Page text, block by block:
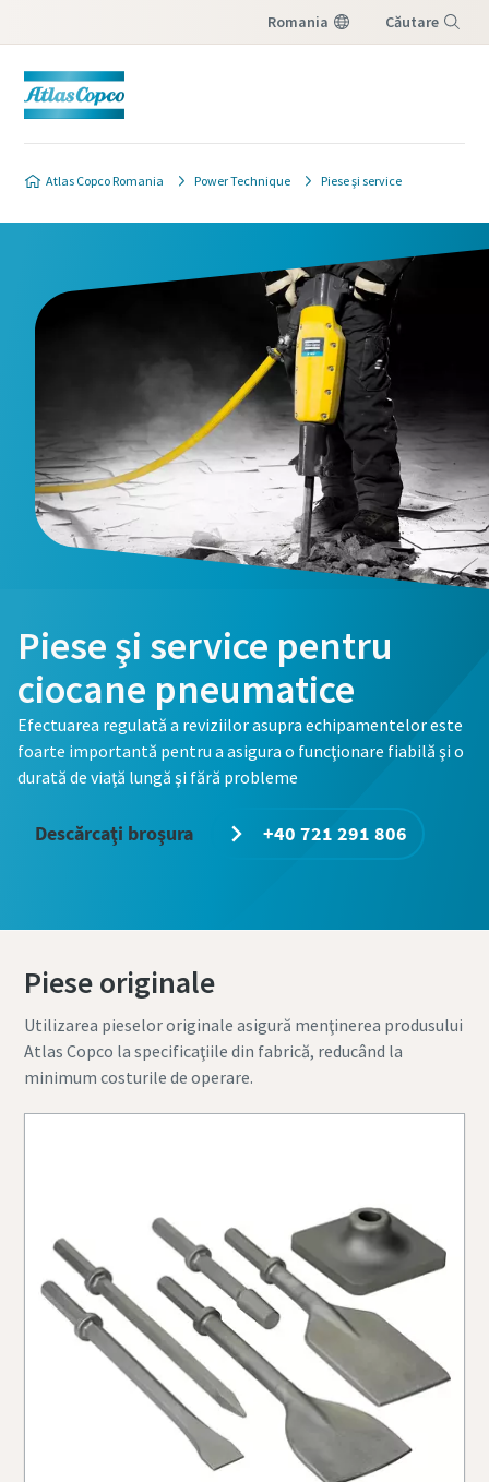
Romania Căutare
Atlas Copco Romania Power Technique Piese şi service
Piese şi service pentru
ciocane pneumatice
Efectuarea regulată a reviziilor asupra echipamentelor este
foarte importantă pentru a asigura o funcţionare fiabilă şi o
durată de viaţă lungă şi fără probleme
Descărcaţi broşura +40 721 291 806
Piese originale
Utilizarea pieselor originale asigură menţinerea produsului
Atlas Copco la specificaţiile din fabrică, reducând la
minimum costurile de operare.